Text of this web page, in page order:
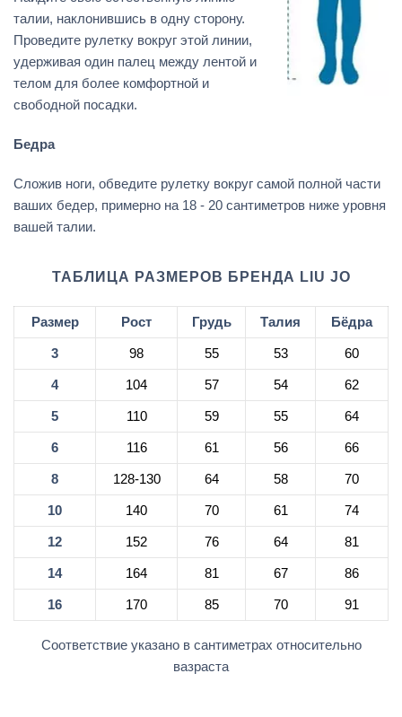
талии, наклонившись в одну сторону.
Проведите рулетку вокруг этой линии,
удерживая один палец между лентой и
телом для более комфортной и
свободной посадки.
Бедра
Сложив ноги, обведите рулетку вокруг самой полной части
ваших бедер, примерно на 18 - 20 сантиметров ниже уровня
вашей талии.
ТАБЛИЦА РАЗМЕРОВ БРЕНДА LIU JO
Размер Рост Грудь Талия Бёдра
3 98 55 53 60
4 104 57 54 62
5 110 59 55 64
6 116 61 56 66
8 128-130 64 58 70
10 140 70 61 74
12 152 76 64 81
14 164 81 67 86
16 170 85 70 91
Соответствие указано в сантиметрах относительно
вазраста